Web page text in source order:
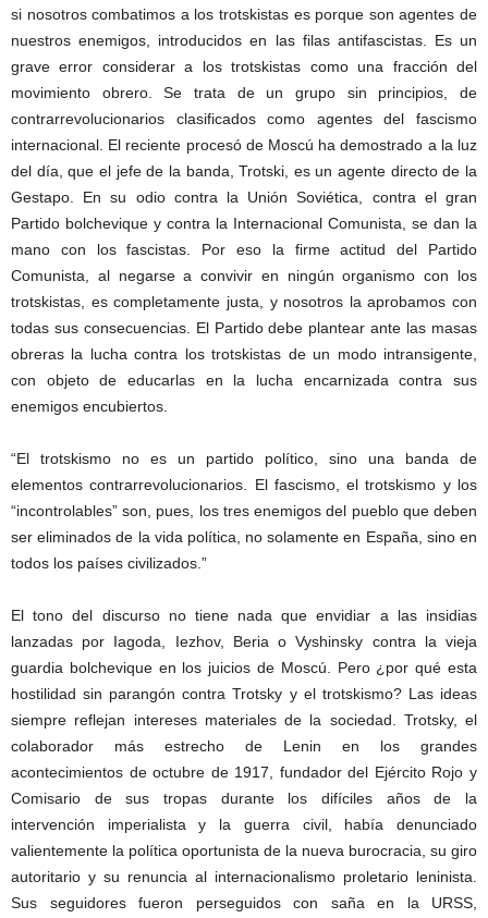
si nosotros combatimos a los trotskistas es porque son agentes de
nuestros enemigos, introducidos en las filas antifascistas. Es un
grave error considerar a los trotskistas como una fracción del
movimiento obrero. Se trata de un grupo sin principios, de
contrarrevolucionarios clasificados como agentes del fascismo
internacional. El reciente procesó de Moscú ha demostrado a la luz
del día, que el jefe de la banda, Trotski, es un agente directo de la
Gestapo. En su odio contra la Unión Soviética, contra el gran
Partido bolchevique y contra la Internacional Comunista, se dan la
mano con los fascistas. Por eso la firme actitud del Partido
Comunista, al negarse a convivir en ningún organismo con los
trotskistas, es completamente justa, y nosotros la aprobamos con
todas sus consecuencias. El Partido debe plantear ante las masas
obreras la lucha contra los trotskistas de un modo intransigente,
con objeto de educarlas en la lucha encarnizada contra sus
enemigos encubiertos.
“El trotskismo no es un partido político, sino una banda de
elementos contrarrevolucionarios. El fascismo, el trotskismo y los
“incontrolables” son, pues, los tres enemigos del pueblo que deben
ser eliminados de la vida política, no solamente en España, sino en
todos los países civilizados.”
El tono del discurso no tiene nada que envidiar a las insidias
lanzadas por Iagoda, Iezhov, Beria o Vyshinsky contra la vieja
guardia bolchevique en los juicios de Moscú. Pero ¿por qué esta
hostilidad sin parangón contra Trotsky y el trotskismo? Las ideas
siempre reflejan intereses materiales de la sociedad. Trotsky, el
colaborador más estrecho de Lenin en los grandes
acontecimientos de octubre de 1917, fundador del Ejército Rojo y
Comisario de sus tropas durante los difíciles años de la
intervención imperialista y la guerra civil, había denunciado
valientemente la política oportunista de la nueva burocracia, su giro
autoritario y su renuncia al internacionalismo proletario leninista.
Sus seguidores fueron perseguidos con saña en la URSS,